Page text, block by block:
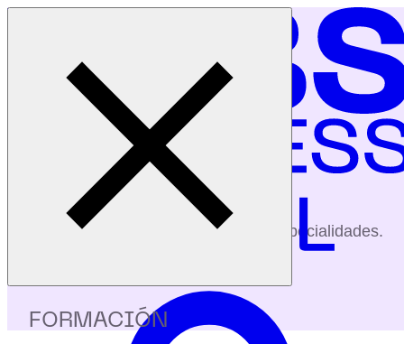
FORMACIÓN
Inicio
Profesores
Xavier Moreano Calero
profesores
Conoce a nuestros profesores y sus especialidades.